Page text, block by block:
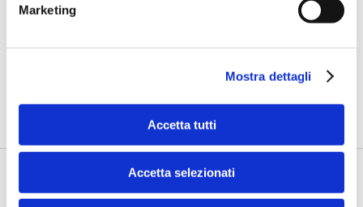
Marketing
Mostra dettagli
Accetta tutti
Accetta selezionati
Fracassi (Multiply Group): "L’AI va
insieme ai controlli”
I proof of concept
qualità ...